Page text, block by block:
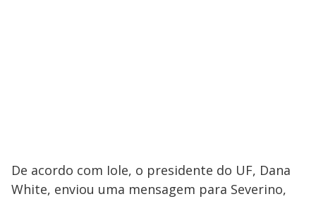
De acordo com Iole, o presidente do UF, Dana
White, enviou uma mensagem para Severino,